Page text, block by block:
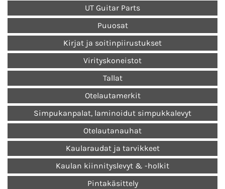
UT Guitar Parts
Puuosat
Kirjat ja soitinpiirustukset
Virityskoneistot
Tallat
Otelautamerkit
Simpukanpalat, laminoidut simpukkalevyt
Otelautanauhat
Kaularaudat ja tarvikkeet
Kaulan kiinnityslevyt & -holkit
Pintakäsittely